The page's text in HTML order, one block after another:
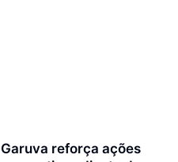
Garuva reforça ações